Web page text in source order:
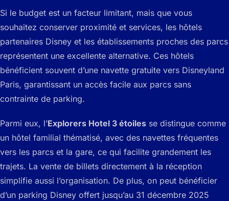
Si le budget est un facteur limitant, mais que vous
souhaitez conserver proximité et services, les hôtels
partenaires Disney et les établissements proches des parcs
représentent une excellente alternative. Ces hôtels
bénéficient souvent d’une navette gratuite vers Disneyland
Paris, garantissant un accès facile aux parcs sans
contrainte de parking.
Parmi eux, l’Explorers Hotel 3 étoiles se distingue comme
un hôtel familial thématisé, avec des navettes fréquentes
vers les parcs et la gare, ce qui facilite grandement les
trajets. La vente de billets directement à la réception
simplifie aussi l’organisation. De plus, on peut bénéficier
d’un parking Disney offert jusqu’au 31 décembre 2025